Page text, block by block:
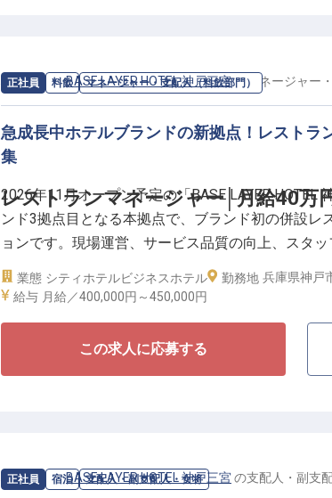
「街を遊ぶ、ビジネスホテルの新しいカタチ」。
カルチャーをつなぐ拠点として、滞在価値の刷新
客をこなすのではなく、目の前のお客様の時間そ
方を歓迎します。社割（自社運営のレストラン・
改年2回（7月／1月）、交通費月3万円まで支給と
境を整えています。
正社員 料飲 マネージャー・支配人（料飲部門）
レストランマネージャー│月給40万
求人情報：BASE LAYER HOTEL 神戸三宮のマネージャー
急成長中ホテルブランドの新拠点！レストラ
集
2026年11月オープン予定の「BASE LAYER HOTEL
ンド3拠点目となる本拠点で、ブランド初の併設レ
ョンです。現場運営、サービス品質の向上、スタ
などの数値管理まで担いながら、レストランをこ
中心の役割。フロントやミュージックバーと連携
験者も歓迎
業態 シティホテルビジネスホテル 勤務地 兵庫県神戸
給与 月給／400,000円～450,000円
この求人に応募する
正社員 宿泊 支配人・副支配人・女将
求人情報：BASE LAYER HOTEL 神戸三宮の支配人・副支